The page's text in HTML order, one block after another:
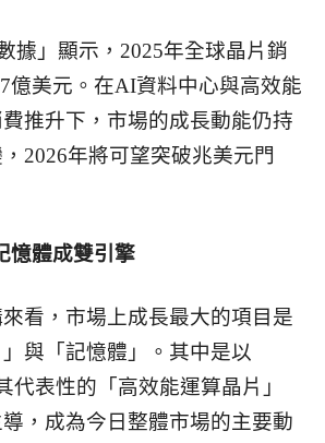
據」顯示，2025年全球晶片銷
億美元。在AI資料中心與高效能
推升下，市場的成長動能仍持
2026年將可望突破兆美元門
憶體成雙引擎
看，市場上成長最大的項目是
」與「記憶體」。其中是以
代表性的「高效能運算晶片」
，成為今日整體市場的主要動